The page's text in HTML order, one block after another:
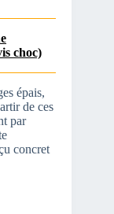
choc)
épais,
de ces
par
concret